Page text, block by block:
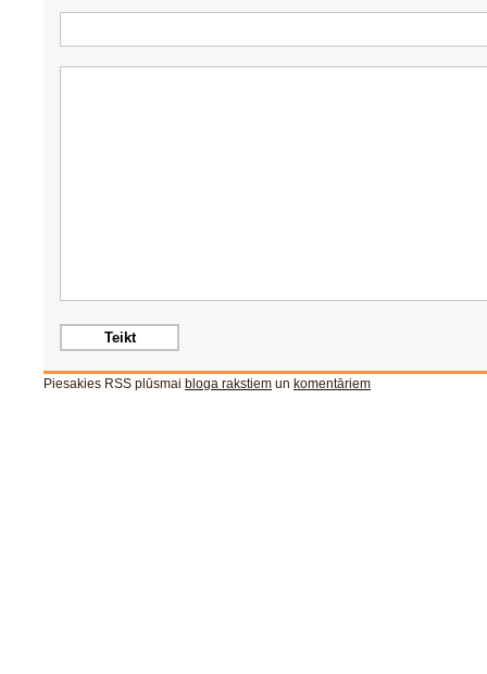
Piesakies RSS plūsmai bloga rakstiem un komentāriem